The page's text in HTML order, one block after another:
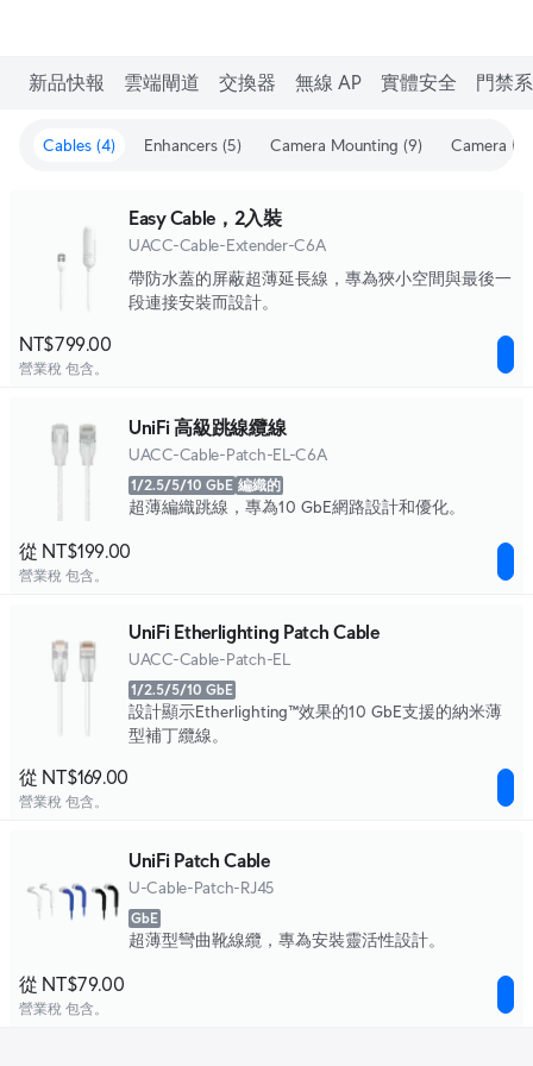
新品快報 雲端閘道 交換器 無線 AP 實體安全 門禁
Cables (4) Enhancers (5) Camera Mounting (9) Camera
Easy Cable，2入裝
UACC-Cable-Extender-C6A
帶防水蓋的屏蔽超薄延長線，專為狹小空間與最後一
段連接安裝而設計。
NT$799.00
營業稅 包含。
UniFi 高級跳線纜線
UACC-Cable-Patch-EL-C6A
1/2.5/5/10 GbE 編織的
超薄編織跳線，專為10 GbE網路設計和優化。
從 NT$199.00
營業稅 包含。
UniFi Etherlighting Patch Cable
UACC-Cable-Patch-EL
1/2.5/5/10 GbE
設計顯示Etherlighting™效果的10 GbE支援的納米薄
型補丁纜線。
從 NT$169.00
營業稅 包含。
UniFi Patch Cable
U-Cable-Patch-RJ45
GbE
超薄型彎曲靴線纜，專為安裝靈活性設計。
從 NT$79.00
營業稅 包含。